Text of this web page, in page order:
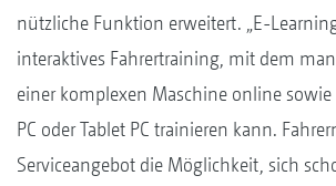
nützliche Funktion erweitert. „E-
interaktives Fahrertraining, mit dem
einer komplexen Maschine online
PC oder Tablet PC trainieren kann.
Serviceangebot die Möglichkeit, sich